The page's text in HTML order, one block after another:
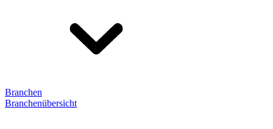
Branchen
Branchenübersicht